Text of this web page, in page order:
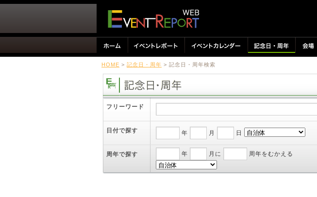
HOME > 記念日・周年 > 記念日・周年検索
フリーワード
日付で探す 年 月 日
周年で探す 年 月に 周年をむかえる